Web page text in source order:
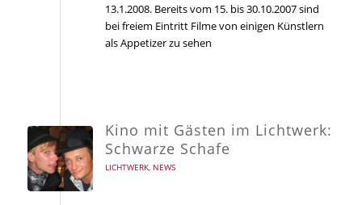
13.1.2008. Bereits vom 15. bis 30.10.2007 sind
bei freiem Eintritt Filme von einigen Künstlern
als Appetizer zu sehen
Kino mit Gästen im Lichtwerk:
Schwarze Schafe
LICHTWERK, NEWS